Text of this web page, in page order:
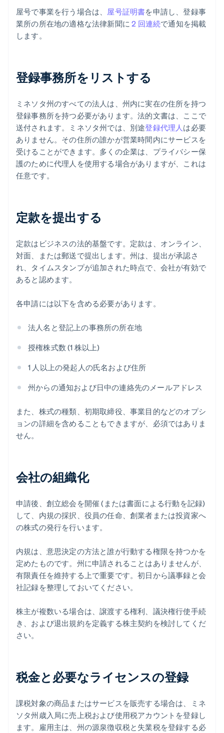
屋号で事業を行う場合は、 屋号証明書を申請し、登録事
業所の所在地の適格な法律新聞に2 回連続で通知を掲載
します。
登録事務所をリストする
ミネソタ州のすべての法人は、州内に実在の住所を持つ
登録事務所を持つ必要があります。法的文書は、ここで
送付されます。ミネソタ州では、別途登録代理人は必要
ありません。その住所の誰かが営業時間内にサービスを
受けることができます。多くの企業は、プライバシー保
護のために代理人を使用する場合がありますが、これは
任意です。
定款を提出する
定款はビジネスの法的基盤です。定款は、オンライン、
対面、または郵送で提出します。州は、提出が承認さ
れ、タイムスタンプが追加された時点で、会社が有効で
あると認めます。
各申請には以下を含める必要があります。
法人名と登記上の事務所の所在地
授権株式数 (1 株以上)
1 人以上の発起人の氏名および住所
州からの通知および日中の連絡先のメールアドレス
また、株式の種類、初期取締役、事業目的などのオプシ
ョンの詳細を含めることもできますが、必須ではありま
せん。
会社の組織化
申請後、創立総会を開催 (または書面による行動を記録)
して、内規の採択、役員の任命、創業者または投資家へ
の株式の発行を行います。
内規は、意思決定の方法と誰が行動する権限を持つかを
定めたものです。州に申請されることはありませんが、
有限責任を維持する上で重要です。初日から議事録と会
社記録を整理しておいてください。
株主が複数いる場合は、譲渡する権利、議決権行使手続
き、および退出規約を定義する株主契約を検討してくだ
さい。
税金と必要なライセンスの登録
課税対象の商品またはサービスを販売する場合は、ミネ
ソタ州歳入局に売上税および使用税アカウントを登録し
ます。雇用主は、州の源泉徴収税と失業税を登録する必